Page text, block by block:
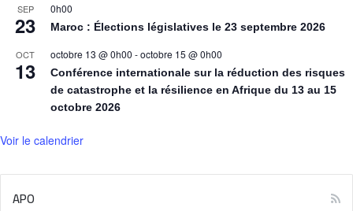
SEP
23
0h00
Maroc : Élections législatives le 23 septembre 2026
OCT
13
octobre 13 @ 0h00 -octobre 15 @ 0h00
Conférence internationale sur la réduction des risques
de catastrophe et la résilience en Afrique du 13 au 15
octobre 2026
Voir le calendrier
APO